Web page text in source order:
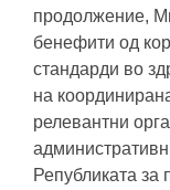
продолжение,
бенефити од
стандарди во
на
релевантни
Републиката